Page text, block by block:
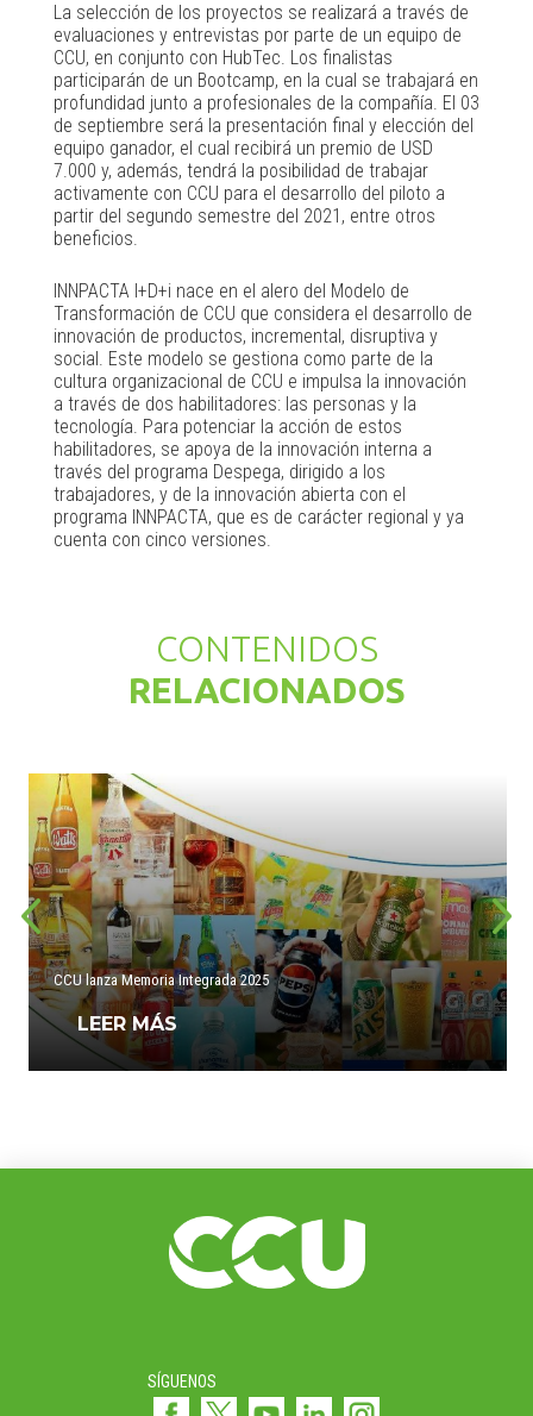
La selección de los proyectos se realizará a través de
evaluaciones y entrevistas por parte de un equipo de
CCU, en conjunto con HubTec. Los finalistas
participarán de un Bootcamp, en la cual se trabajará en
profundidad junto a profesionales de la compañía. El 03
de septiembre será la presentación final y elección del
equipo ganador, el cual recibirá un premio de USD
7.000 y, además, tendrá la posibilidad de trabajar
activamente con CCU para el desarrollo del piloto a
partir del segundo semestre del 2021, entre otros
beneficios.
INNPACTA I+D+i nace en el alero del Modelo de
Transformación de CCU que considera el desarrollo de
innovación de productos, incremental, disruptiva y
social. Este modelo se gestiona como parte de la
cultura organizacional de CCU e impulsa la innovación
a través de dos habilitadores: las personas y la
tecnología. Para potenciar la acción de estos
habilitadores, se apoya de la innovación interna a
través del programa Despega, dirigido a los
trabajadores, y de la innovación abierta con el
programa INNPACTA, que es de carácter regional y ya
cuenta con cinco versiones.
CONTENIDOS
RELACIONADOS
CCU lanza Memoria Integrada 2025
LEER MÁS
SÍGUENOS